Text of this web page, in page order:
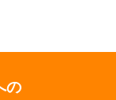
の